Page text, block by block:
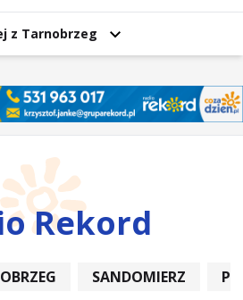
z Tarnobrzeg
Rekord
SANDOMIERZ